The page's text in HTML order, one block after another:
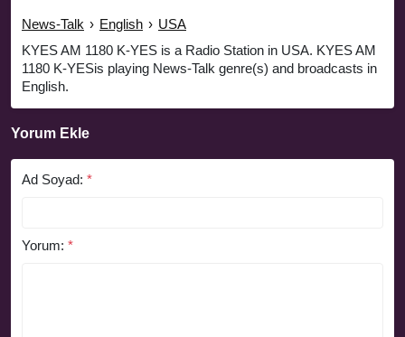
News-Talk › English › USA
KYES AM 1180 K-YES is a Radio Station in USA. KYES AM
1180 K-YESis playing News-Talk genre(s) and broadcasts in
English.
Yorum Ekle
Ad Soyad: *
Yorum: *